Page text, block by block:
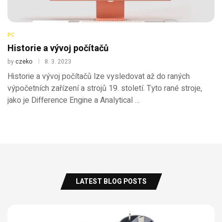
PC
Historie a vývoj počítačů
byczeko 8. 3. 2023
Historie a vývoj počítačů lze vysledovat až do raných
výpočetních zařízení a strojů 19. století. Tyto rané stroje,
jako je Difference Engine a Analytical …
LATEST BLOG POSTS